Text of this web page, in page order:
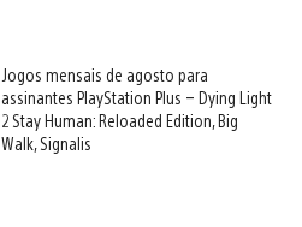
Jogos mensais de agosto para
assinantes PlayStation Plus – Dying Light
2 Stay Human: Reloaded Edition, Big
Walk, Signalis